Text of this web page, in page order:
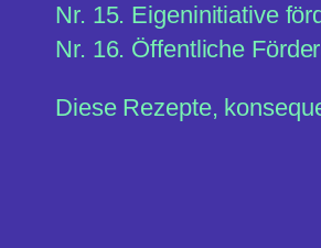
Nr. 15. Eigeninitiative
Nr. 16. Öffentliche
Diese Rezepte,